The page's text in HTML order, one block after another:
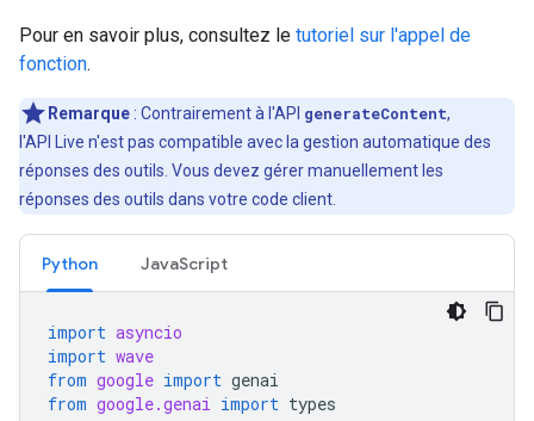
Pour en savoir plus, consultez le tutoriel sur l'appel de
fonction.
Remarque : Contrairement à l'API generateContent,
l'API Live n'est pas compatible avec la gestion automatique des
réponses des outils. Vous devez gérer manuellement les
réponses des outils dans votre code client.
Python JavaScript
import asyncio
import wave
from google import genai
from google.genai import types